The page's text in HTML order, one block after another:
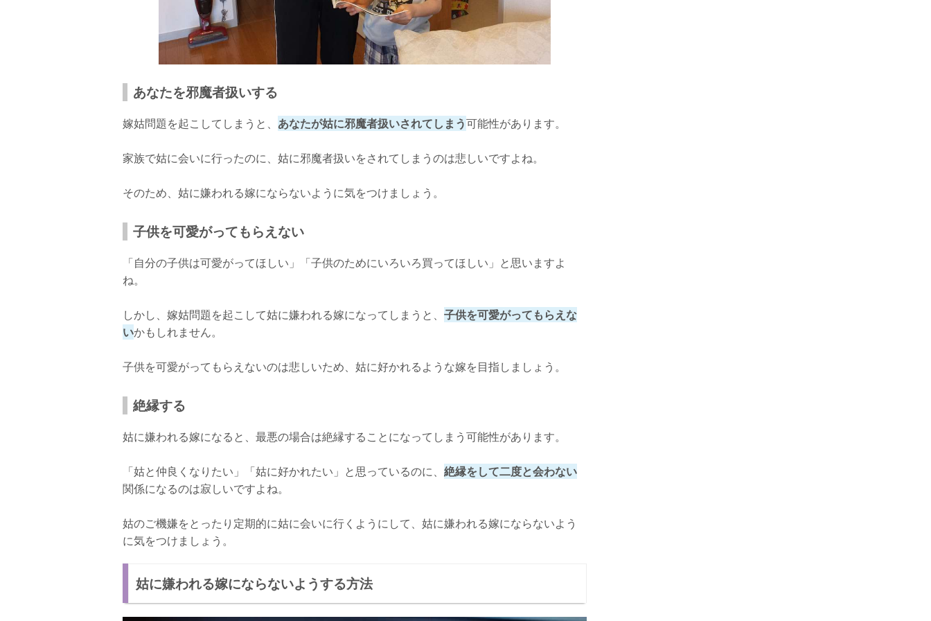
あなたを邪魔者扱いする
嫁姑問題を起こしてしまうと、 あなたが姑に邪魔者扱いされてしまう可能性があります。
家族で姑に会いに行ったのに、姑に邪魔者扱いをされてしまうのは悲しいですよね。
そのため、姑に嫌われる嫁にならないように気をつけましょう。
子供を可愛がってもらえない
「自分の子供は可愛がってほしい」「子供のためにいろいろ買ってほしい」と思いますよ
ね。
しかし、嫁姑問題を起こして姑に嫌われる嫁になってしまうと、 子供を可愛がってもらえな
いかもしれません。
子供を可愛がってもらえないのは悲しいため、姑に好かれるような嫁を目指しましょう。
絶縁する
姑に嫌われる嫁になると、最悪の場合は絶縁することになってしまう可能性があります。
「姑と仲良くなりたい」「姑に好かれたい」と思っているのに、 絶縁をして二度と会わない
関係になるのは寂しいですよね。
姑のご機嫌をとったり定期的に姑に会いに行くようにして、姑に嫌われる嫁にならないよう
に気をつけましょう。
姑に嫌われる嫁にならないようする方法